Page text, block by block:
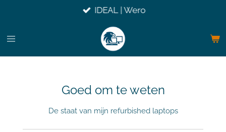
naar
IDEAL | Wero
Goed om te weten
De staat van mijn refurbished laptops